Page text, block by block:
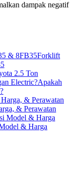
dampak negatif
Forklift
2.5 Ton
Apakah
& Perawatan
& Harga